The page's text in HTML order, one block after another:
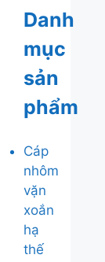
Danh
mục
sản
phẩm
Cáp
nhôm
vặn
xoắn
hạ
thế